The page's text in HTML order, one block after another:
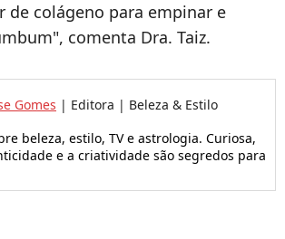
de colágeno para empinar e
comenta Dra. Taiz.
Gomes | Editora | Beleza & Estilo
beleza, estilo, TV e astrologia. Curiosa,
e a criatividade são segredos para